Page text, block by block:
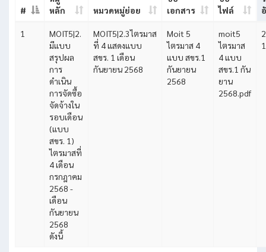
#
หลัก
หมวดหมู่ย่อย
เอกสาร
ไฟล์
1
MOIT5|2.
มีแบบ
สรุปผล
การ
ดำเนิน
การจัดซื้อ
จัดจ้างใน
รอบเดือน
(แบบ
สขร. 1)
ไตรมาสที่
4 เดือน
กรกฎาคม
2568 -
เดือน
กันยายน
2568
ดังนี้
MOIT5|2.3ไตรมาส
ที่ 4 แสดงแบบ
สขร. 1 เดือน
กันยายน 2568
Moit 5
ไตรมาส 4
แบบ สขร.1
กันยายน
2568
moit5
ไตรมาส
4 แบบ
สขร.1 กัน
ยาน
2568.pdf